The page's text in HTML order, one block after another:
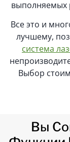
выполняемых
Все это и
лучшему,
система
Выбор
Вы